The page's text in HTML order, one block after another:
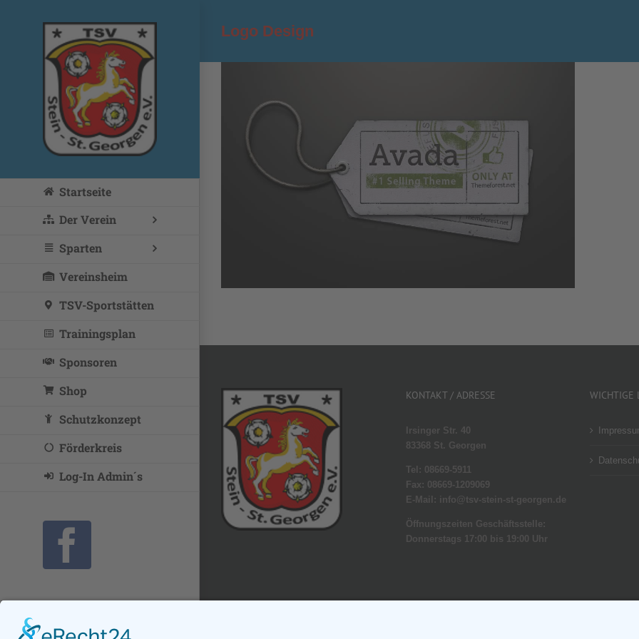
Startseite
Der Verein
Sparten
Vereinsheim
TSV-Sportstätten
Trainingsplan
Sponsoren
Shop
Schutzkonzept
Förderkreis
Log-In Admin´s
Facebook
Logo Design
Phara Urna
KONTAKT / ADRESSE
Irsinger Str. 40
83368 St. Georgen
Tel: 08669-5911
Fax: 08669-1209069
E-Mail: info@tsv-stein-st-georgen.de
Öffnungszeiten Geschäftsstelle:
Donnerstags 17:00 bis 19:00 Uhr
WICHTIGE